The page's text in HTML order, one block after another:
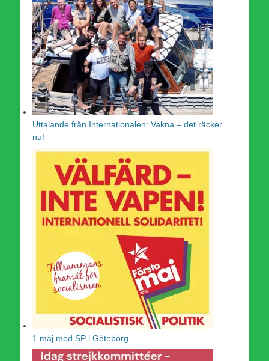
Uttalande från Internationalen: Vakna – det räcker
nu!
1 maj med SP i Göteborg